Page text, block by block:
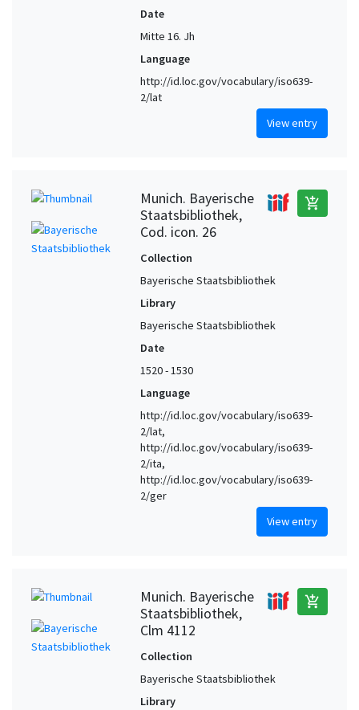
Date
Mitte 16. Jh
Language
http://id.loc.gov/vocabulary/iso639-
2/lat
View entry
Munich. Bayerische
Staatsbibliothek,
Cod. icon. 26
add_shopping_cart
Collection
Bayerische Staatsbibliothek
Library
Bayerische Staatsbibliothek
Date
1520 - 1530
Language
http://id.loc.gov/vocabulary/iso639-
2/lat,
http://id.loc.gov/vocabulary/iso639-
2/ita,
http://id.loc.gov/vocabulary/iso639-
2/ger
View entry
Munich. Bayerische
Staatsbibliothek,
Clm 4112
add_shopping_cart
Collection
Bayerische Staatsbibliothek
Library